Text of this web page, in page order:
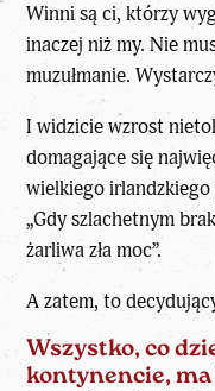
Winni są ci, którzy
inaczej niż my. Nie
muzułmanie.
I widzicie wzrost
domagające się
wielkiego
„Gdy szlachetnym
żarliwa zła moc”.
A zatem, to
Wszystko, co
kontynencie,